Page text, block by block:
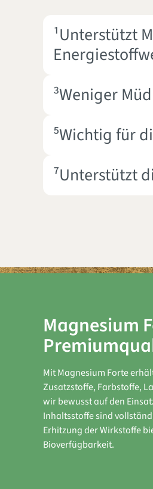
¹Unterstützt
³Weniger
⁵Wichtig für
⁷Unterstützt
Magnesium
Mit Magnesium Forte
Zusatzstoffe, Farbstoffe,
wir bewusst auf den
Inhaltsstoffe sind
Erhitzung der Wirkstoffe
Bioverfügbarkeit.